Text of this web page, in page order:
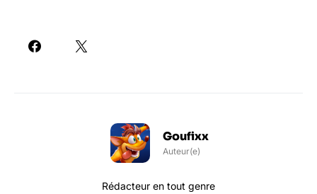
Goufixx
Auteur(e)
Rédacteur en tout genre